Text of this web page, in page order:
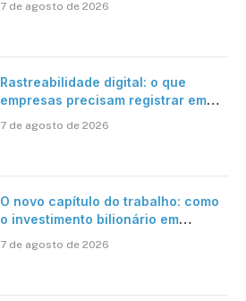
7 de agosto de 2026
Rastreabilidade digital: o que
empresas precisam registrar em
7 de agosto de 2026
O novo capítulo do trabalho: como
o investimento bilionário em
verdadeira era da inteligência
7 de agosto de 2026